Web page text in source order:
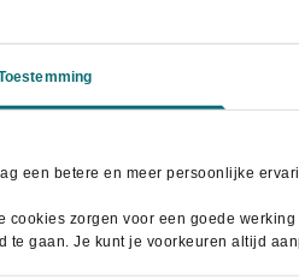
een betere en meer persoonlijke
cookies zorgen voor een goede
te gaan. Je kunt je voorkeuren altijd